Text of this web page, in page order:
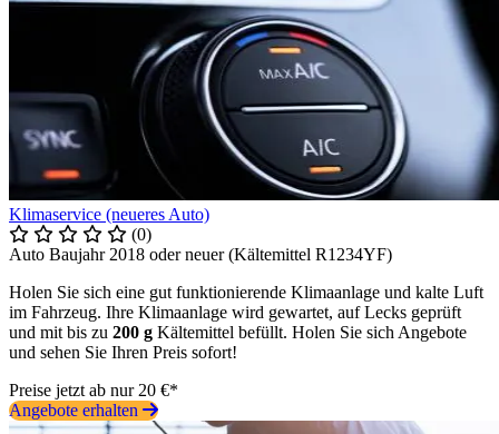
Klimaservice (neueres Auto)
(0)
Auto Baujahr 2018 oder neuer (Kältemittel R1234YF)
Holen Sie sich eine gut funktionierende Klimaanlage und kalte Luft
im Fahrzeug. Ihre Klimaanlage wird gewartet, auf Lecks geprüft
und mit bis zu 200 g Kältemittel befüllt. Holen Sie sich Angebote
und sehen Sie Ihren Preis sofort!
Preise jetzt ab nur 20 €*
Angebote erhalten